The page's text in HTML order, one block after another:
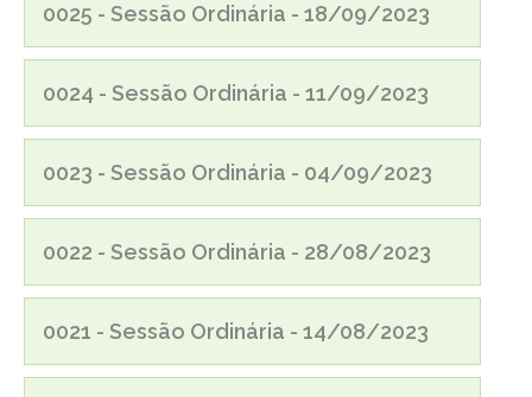
0025 - Sessão Ordinária - 18/09/2023
0024 - Sessão Ordinária - 11/09/2023
0023 - Sessão Ordinária - 04/09/2023
0022 - Sessão Ordinária - 28/08/2023
0021 - Sessão Ordinária - 14/08/2023